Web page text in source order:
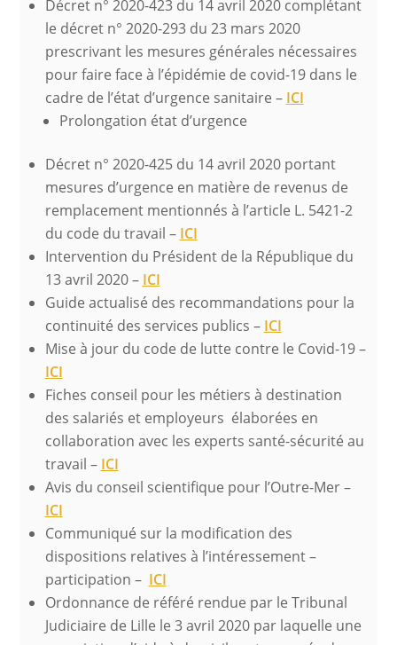
Décret n° 2020-423 du 14 avril 2020 complétant
le décret n° 2020-293 du 23 mars 2020
prescrivant les mesures générales nécessaires
pour faire face à l’épidémie de covid-19 dans le
cadre de l’état d’urgence sanitaire – ICI
Prolongation état d’urgence
Décret n° 2020-425 du 14 avril 2020 portant
mesures d’urgence en matière de revenus de
remplacement mentionnés à l’article L. 5421-2
du code du travail – ICI
Intervention du Président de la République du
13 avril 2020 – ICI
Guide actualisé des recommandations pour la
continuité des services publics – ICI
Mise à jour du code de lutte contre le Covid-19 –
ICI
Fiches conseil pour les métiers à destination
des salariés et employeurs élaborées en
collaboration avec les experts santé-sécurité au
travail – ICI
Avis du conseil scientifique pour l’Outre-Mer –
ICI
Communiqué sur la modification des
dispositions relatives à l’intéressement –
participation – ICI
Ordonnance de référé rendue par le Tribunal
Judiciaire de Lille le 3 avril 2020 par laquelle une